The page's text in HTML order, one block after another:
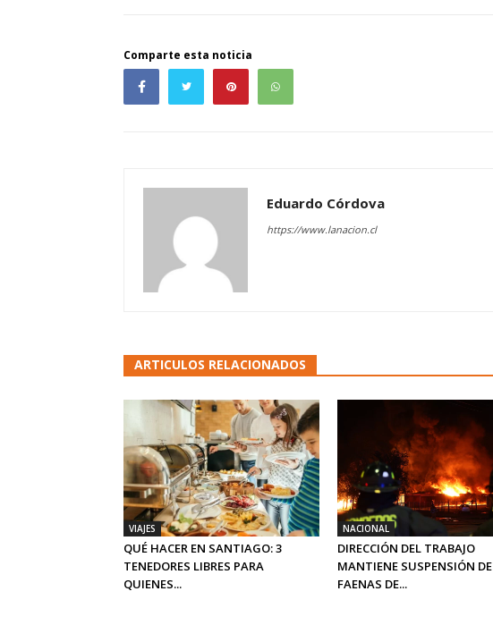
Comparte esta noticia
Eduardo Córdova
https://www.lanacion.cl
ARTICULOS RELACIONADOS
VIAJES
QUÉ HACER EN SANTIAGO: 3
TENEDORES LIBRES PARA
QUIENES...
NACIONAL
DIRECCIÓN DEL TRABAJO
MANTIENE SUSPENSIÓN DE
FAENAS DE...